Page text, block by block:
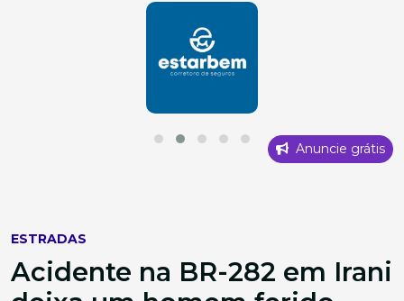
Anuncie grátis
ESTRADAS
Acidente na BR-282 em Irani